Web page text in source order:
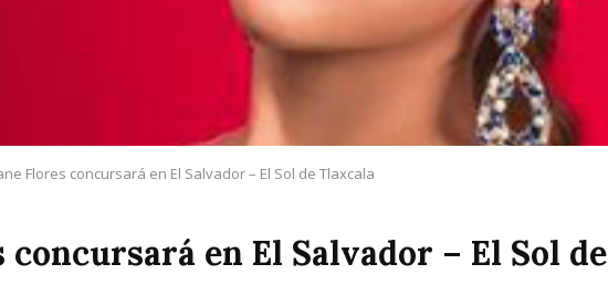
Flores concursará en El Salvador – El Sol de Tlaxcala
concursará en El Salvador – El Sol de